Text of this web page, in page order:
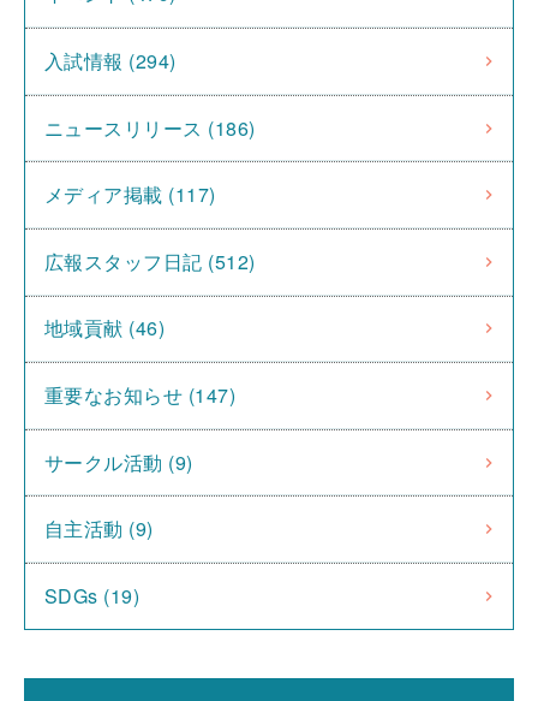
入試情報 (294)
ニュースリリース (186)
メディア掲載 (117)
広報スタッフ日記 (512)
地域貢献 (46)
重要なお知らせ (147)
サークル活動 (9)
自主活動 (9)
SDGs (19)